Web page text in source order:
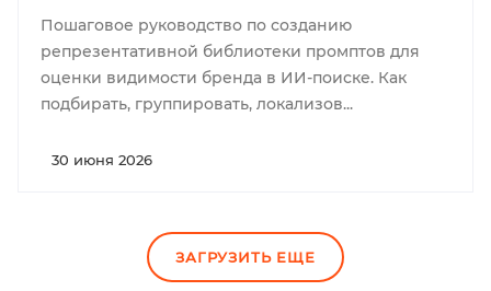
Пошаговое руководство по созданию
репрезентативной библиотеки промптов для
оценки видимости бренда в ИИ-поиске. Как
подбирать, группировать, локализов...
30 июня 2026
ЗАГРУЗИТЬ ЕЩЕ